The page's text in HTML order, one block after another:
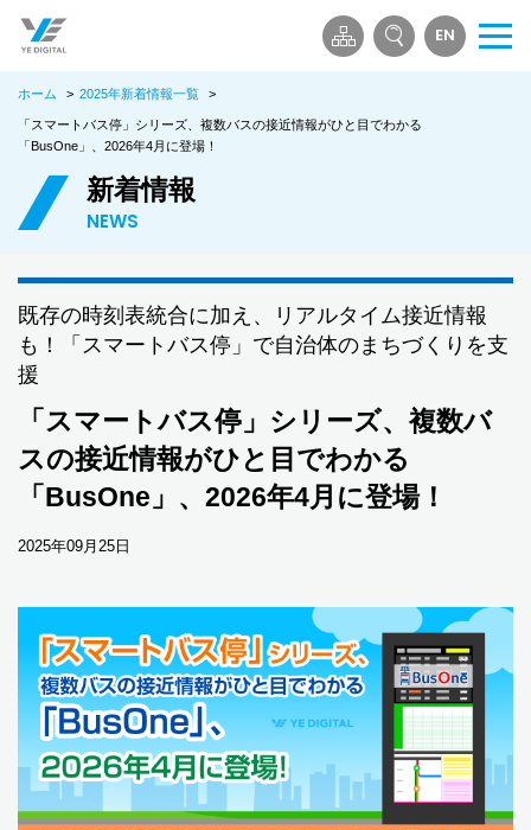
EN
メ
ホーム > 2025年新着情報一覧 >
「スマートバス停」シリーズ、複数バスの接近情報がひと目でわかる
「BusOne」、2026年4月に登場！
新着情報
NEWS
既存の時刻表統合に加え、リアルタイム接近情報
も！「スマートバス停」で自治体のまちづくりを支
援
「スマートバス停」シリーズ、複数バ
スの接近情報がひと目でわかる
「BusOne」、2026年4月に登場！
2025年09月25日